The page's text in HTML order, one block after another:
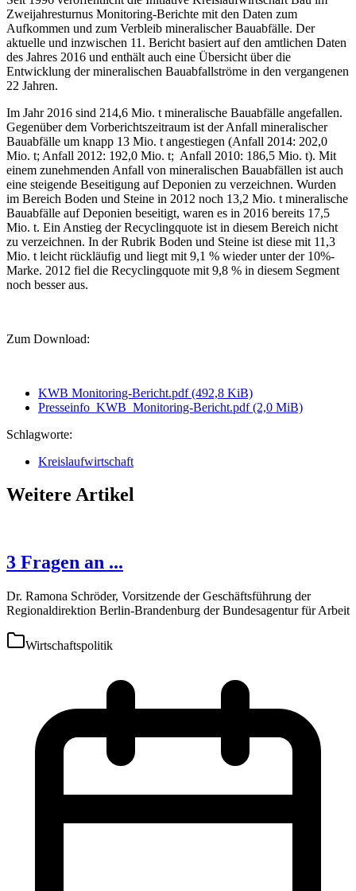
Zweijahresturnus Monitoring-Berichte mit den Daten zum
Aufkommen und zum Verbleib mineralischer Bauabfälle. Der
aktuelle und inzwischen 11. Bericht basiert auf den amtlichen Daten
des Jahres 2016 und enthält auch eine Übersicht über die
Entwicklung der mineralischen Bauabfallströme in den vergangenen
22 Jahren.
Im Jahr 2016 sind 214,6 Mio. t mineralische Bauabfälle angefallen.
Gegenüber dem Vorberichtszeitraum ist der Anfall mineralischer
Bauabfälle um knapp 13 Mio. t angestiegen (Anfall 2014: 202,0
Mio. t; Anfall 2012: 192,0 Mio. t; Anfall 2010: 186,5 Mio. t). Mit
einem zunehmenden Anfall von mineralischen Bauabfällen ist auch
eine steigende Beseitigung auf Deponien zu verzeichnen. Wurden
im Bereich Boden und Steine in 2012 noch 13,2 Mio. t mineralische
Bauabfälle auf Deponien beseitigt, waren es in 2016 bereits 17,5
Mio. t. Ein Anstieg der Recyclingquote ist in diesem Bereich nicht
zu verzeichnen. In der Rubrik Boden und Steine ist diese mit 11,3
Mio. t leicht rückläufig und liegt mit 9,1 % wieder unter der 10%-
Marke. 2012 fiel die Recyclingquote mit 9,8 % in diesem Segment
noch besser aus.
Zum Download:
KWB Monitoring-Bericht.pdf(492,8 KiB)
Presseinfo_KWB_Monitoring-Bericht.pdf(2,0 MiB)
Schlagworte:
Kreislaufwirtschaft
Weitere Artikel
3 Fragen an ...
Dr. Ramona Schröder, Vorsitzende der Geschäftsführung der
Regionaldirektion Berlin-Brandenburg der Bundesagentur für Arbeit
Wirtschaftspolitik